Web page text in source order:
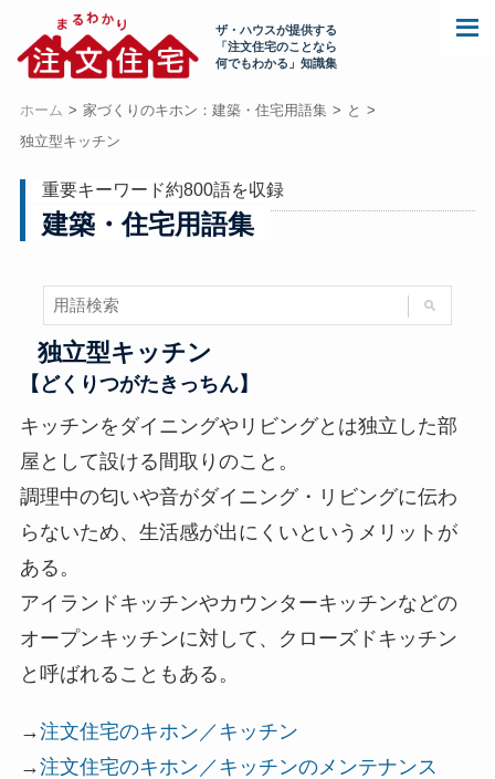
ザ・ハウスが提供する
「注文住宅のことなら
何でもわかる」知識集
ホーム 家づくりのキホン：建築・住宅用語集
と
独立型キッチン
重要キーワード約800語を収録
建築・住宅用語集
独立型キッチン
【どくりつがたきっちん】
キッチンをダイニングやリビングとは独立した部
屋として設ける間取りのこと。
調理中の匂いや音がダイニング・リビングに伝わ
らないため、生活感が出にくいというメリットが
ある。
アイランドキッチンやカウンターキッチンなどの
オープンキッチンに対して、クローズドキッチン
と呼ばれることもある。
→注文住宅のキホン／キッチン
→注文住宅のキホン／キッチンのメンテナンス